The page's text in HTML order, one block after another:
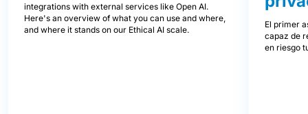
integrations with external services like Open AI.
Here's an overview of what you can use and where,
and where it stands on our Ethical AI scale.
El primer
capaz de
en riesgo